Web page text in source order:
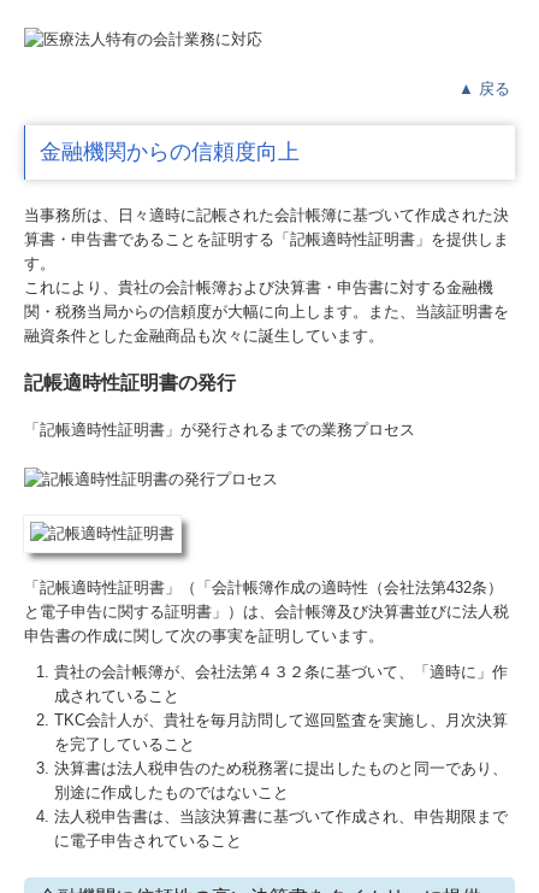
▲ 戻る
金融機関からの信頼度向上
当事務所は、日々適時に記帳された会計帳簿に基づいて作成された決
算書・申告書であることを証明する「記帳適時性証明書」を提供しま
す。
これにより、貴社の会計帳簿および決算書・申告書に対する金融機
関・税務当局からの信頼度が大幅に向上します。また、当該証明書を
融資条件とした金融商品も次々に誕生しています。
記帳適時性証明書の発行
「記帳適時性証明書」が発行されるまでの業務プロセス
「記帳適時性証明書」（「会計帳簿作成の適時性（会社法第432条）
と電子申告に関する証明書」）は、会計帳簿及び決算書並びに法人税
申告書の作成に関して次の事実を証明しています。
貴社の会計帳簿が、会社法第４３２条に基づいて、「適時に」作
成されていること
TKC会計人が、貴社を毎月訪問して巡回監査を実施し、月次決算
を完了していること
決算書は法人税申告のため税務署に提出したものと同一であり、
別途に作成したものではないこと
法人税申告書は、当該決算書に基づいて作成され、申告期限まで
に電子申告されていること